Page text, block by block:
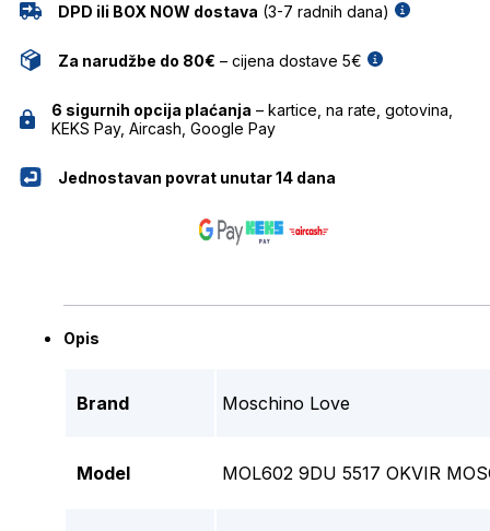
DPD ili BOX NOW dostava (3-7 radnih dana)
Za narudžbe do 80€ – cijena dostave 5€
6 sigurnih opcija plaćanja – kartice, na rate, gotovina,
KEKS Pay, Aircash, Google Pay
Jednostavan povrat unutar 14 dana
Opis
Brand Moschino Love
Model MOL602 9DU 5517 OKVIR